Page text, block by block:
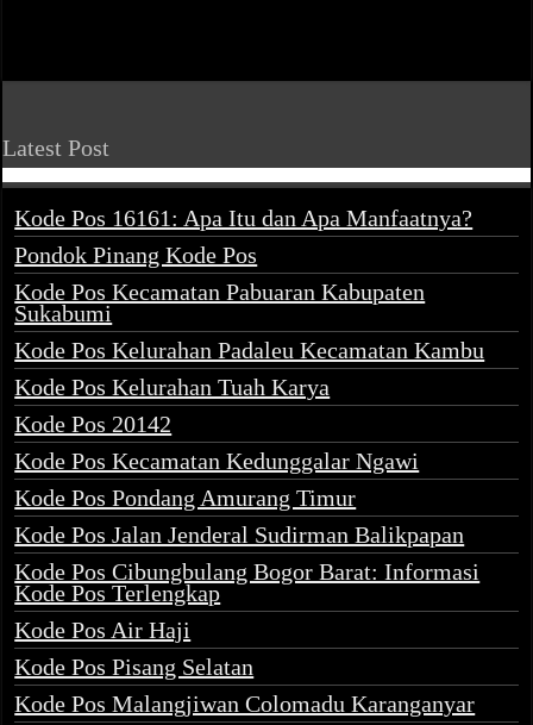
Latest Post
Kode Pos 16161: Apa Itu dan Apa Manfaatnya?
Pondok Pinang Kode Pos
Kode Pos Kecamatan Pabuaran Kabupaten
Sukabumi
Kode Pos Kelurahan Padaleu Kecamatan Kambu
Kode Pos Kelurahan Tuah Karya
Kode Pos 20142
Kode Pos Kecamatan Kedunggalar Ngawi
Kode Pos Pondang Amurang Timur
Kode Pos Jalan Jenderal Sudirman Balikpapan
Kode Pos Cibungbulang Bogor Barat: Informasi
Kode Pos Terlengkap
Kode Pos Air Haji
Kode Pos Pisang Selatan
Kode Pos Malangjiwan Colomadu Karanganyar